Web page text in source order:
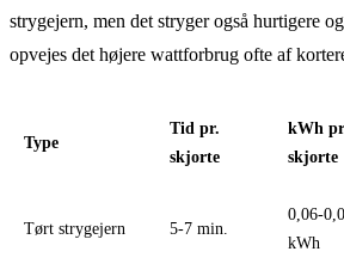
strygejern, men det stryger også hurtigere
opvejes det højere wattforbrug ofte af
Type
Tid pr.
skjorte
kWh
skjorte
Tørt strygejern 5-7 min.
0,06-
kWh